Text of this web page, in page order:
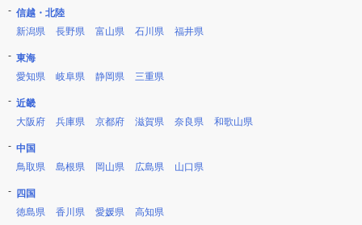
信越・北陸
新潟県
長野県 富山県 石川県 福井県
東海
愛知県
岐阜県 静岡県 三重県
近畿
大阪府
兵庫県 京都府 滋賀県 奈良県 和歌山県
中国
鳥取県
島根県 岡山県 広島県 山口県
四国
徳島県
香川県 愛媛県 高知県